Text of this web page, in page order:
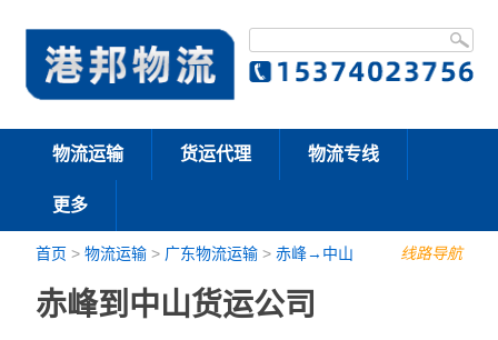
物流运输 货运代理 物流专线
更多
线路导航
首页 >物流运输 > 广东物流运输 >赤峰→中山
赤峰到中山货运公司